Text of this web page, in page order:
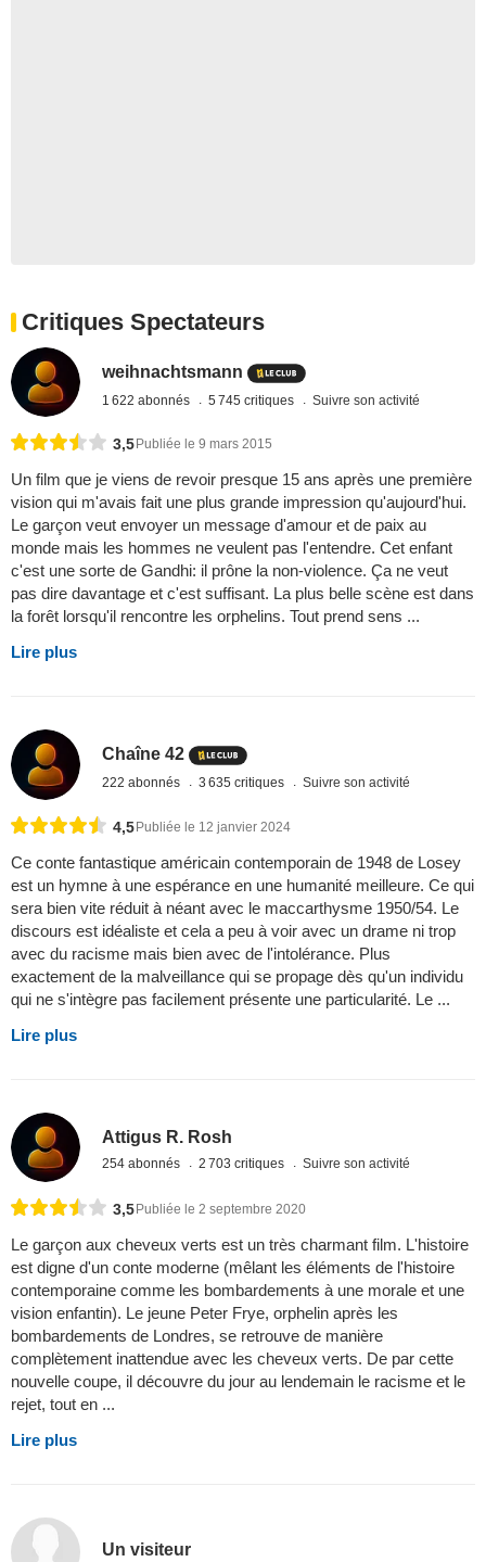
Critiques Spectateurs
weihnachtsmann
1 622 abonnés 5 745 critiques Suivre son activité
3,5 Publiée le 9 mars 2015
Un film que je viens de revoir presque 15 ans après une première
vision qui m'avais fait une plus grande impression qu'aujourd'hui.
Le garçon veut envoyer un message d'amour et de paix au
monde mais les hommes ne veulent pas l'entendre. Cet enfant
c'est une sorte de Gandhi: il prône la non-violence. Ça ne veut
pas dire davantage et c'est suffisant. La plus belle scène est dans
la forêt lorsqu'il rencontre les orphelins. Tout prend sens ...
Lire plus
Chaîne 42
222 abonnés 3 635 critiques Suivre son activité
4,5Publiée le 12 janvier 2024
Ce conte fantastique américain contemporain de 1948 de Losey
est un hymne à une espérance en une humanité meilleure. Ce qui
sera bien vite réduit à néant avec le maccarthysme 1950/54. Le
discours est idéaliste et cela a peu à voir avec un drame ni trop
avec du racisme mais bien avec de l'intolérance. Plus
exactement de la malveillance qui se propage dès qu'un individu
qui ne s'intègre pas facilement présente une particularité. Le ...
Lire plus
Attigus R. Rosh
254 abonnés 2 703 critiques Suivre son activité
3,5Publiée le 2 septembre 2020
Le garçon aux cheveux verts est un très charmant film. L'histoire
est digne d'un conte moderne (mêlant les éléments de l'histoire
contemporaine comme les bombardements à une morale et une
vision enfantin). Le jeune Peter Frye, orphelin après les
bombardements de Londres, se retrouve de manière
complètement inattendue avec les cheveux verts. De par cette
nouvelle coupe, il découvre du jour au lendemain le racisme et le
rejet, tout en ...
Lire plus
Un visiteur